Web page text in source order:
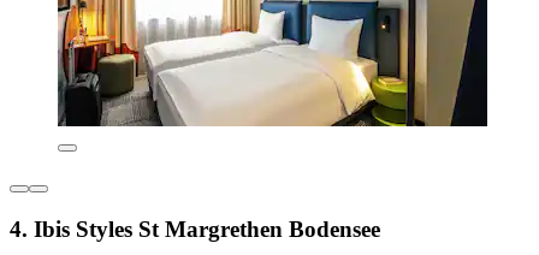
4. Ibis Styles St Margrethen Bodensee